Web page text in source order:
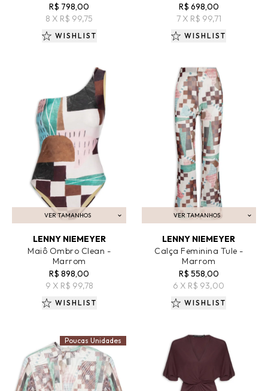
R$ 798,00
8 X R$ 99,75
WISHLIST
R$ 698,00
7 X R$ 99,71
WISHLIST
VER TAMANHOS
ADICIONAR AO CARRINHO
LENNY NIEMEYER
Maiô Ombro Clean -
Marrom
R$ 898,00
9 X R$ 99,78
WISHLIST
VER TAMANHOS
ADICIONAR AO CARRINHO
LENNY NIEMEYER
Calça Feminina Tule -
Marrom
R$ 558,00
6 X R$ 93,00
WISHLIST
Poucas Unidades